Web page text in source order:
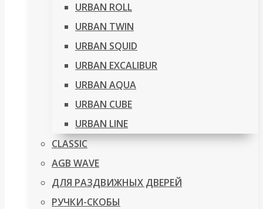
URBAN ROLL
URBAN TWIN
URBAN SQUID
URBAN EXCALIBUR
URBAN AQUA
URBAN CUBE
URBAN LINE
CLASSIC
AGB WAVE
ДЛЯ РАЗДВИЖНЫХ ДВЕРЕЙ
РУЧКИ-СКОБЫ